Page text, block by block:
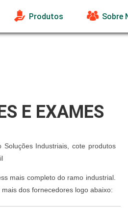
Produtos Sobre
E EXAMES
Industriais, cote produtos
mais completo do ramo industrial.
dos fornecedores logo abaixo: